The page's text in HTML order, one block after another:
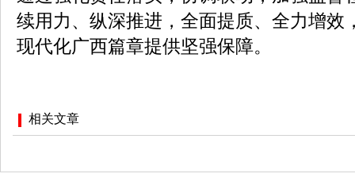
续用力、纵深推进，全面提质、全力增效
现代化广西篇章提供坚强保障。
相关文章